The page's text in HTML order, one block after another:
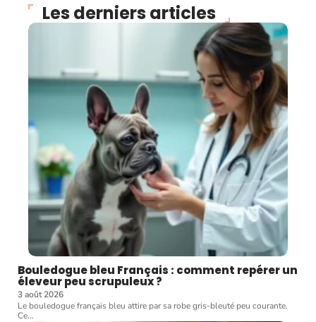
Les derniers articles
Bouledogue bleu Français : comment repérer un
éleveur peu scrupuleux ?
3 août 2026
Le bouledogue français bleu attire par sa robe gris-bleuté peu courante.
Ce…